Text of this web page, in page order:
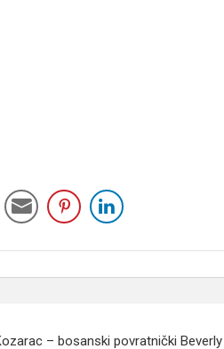
– bosanski povratnički